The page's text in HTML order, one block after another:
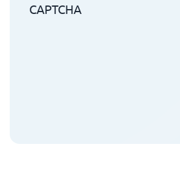
CAPTCHA